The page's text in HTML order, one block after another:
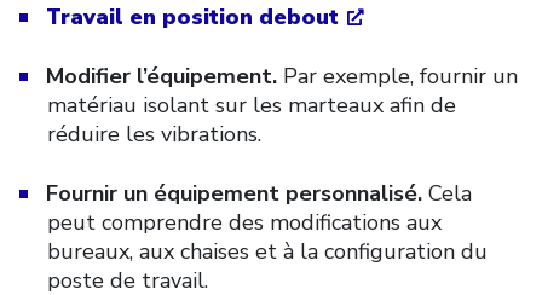
Travail en position debout
Modifier l’équipement. Par exemple, fournir un
matériau isolant sur les marteaux afin de
réduire les vibrations.
Fournir un équipement personnalisé. Cela
peut comprendre des modifications aux
bureaux, aux chaises et à la configuration du
poste de travail.